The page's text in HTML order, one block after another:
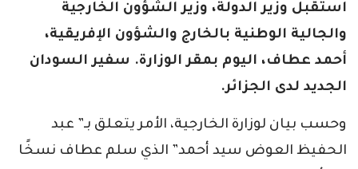
استقبل وزير الدولة، وزير الشؤون الخارجية
والجالية الوطنية بالخارج والشؤون الإفريقية،
أحمد عطاف، اليوم بمقر الوزارة. سفير السودان
الجديد لدى الجزائر.
وحسب بيان لوزارة الخارجية، الأمر يتعلق بـ” عبد
الحفيظ العوض سيد أحمد” الذي سلم عطاف نسخًا